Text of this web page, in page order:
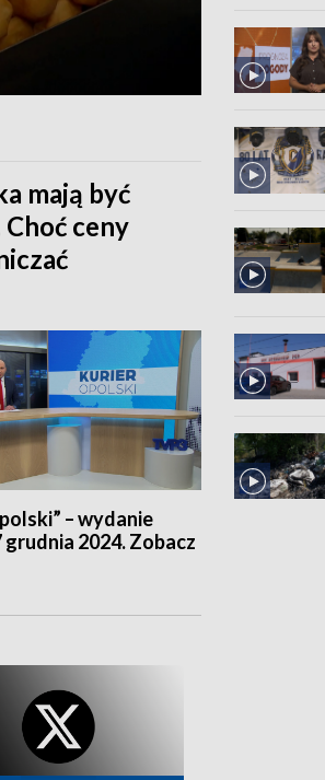
mają być
ceny
– wydanie
grudnia 2024. Zobacz